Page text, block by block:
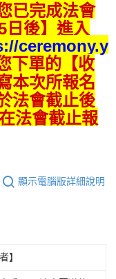
已完成法會
日後】進入
ceremony.y
下單的【收
本次所報名
法會截止後
法會截止報
顯示電腦版詳細說明
】